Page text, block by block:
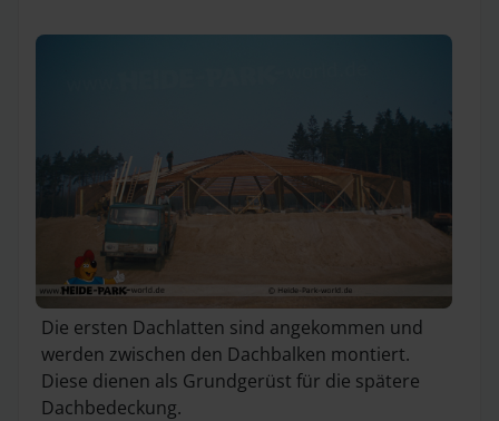
Die ersten Dachlatten sind angekommen und
werden zwischen den Dachbalken montiert.
Diese dienen als Grundgerüst für die spätere
Dachbedeckung.